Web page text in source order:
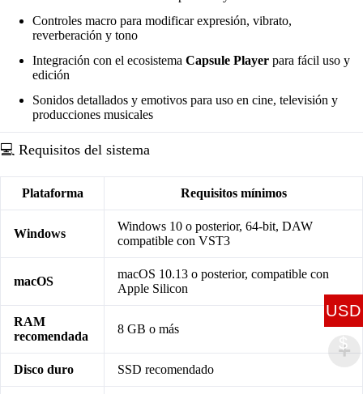
Controles macro para modificar expresión, vibrato,
reverberación y tono
Integración con el ecosistema Capsule Player para fácil uso y
edición
Sonidos detallados y emotivos para uso en cine, televisión y
producciones musicales
💻 Requisitos del sistema
Plataforma Requisitos mínimos
Windows
Windows 10 o posterior, 64-bit, DAW
compatible con VST3
macOS
macOS 10.13 o posterior, compatible con
Apple Silicon
RAM
recomendada
8 GB o más
Disco duro SSD recomendado
USD
$